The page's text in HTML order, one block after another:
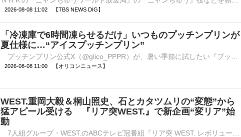
2026-08-08 11:02 【TBS NEWS DIG】
「冷凍庫で6時間凍らせるだけ」いつものプッチンプリンが
夏仕様に…“アイスプッチンプリン”
2026-08-08 11:00 【オリコンニュース】
WEST.重岡大毅＆桐山照史、石とカタツムリの“変態”から
猛アピール受ける 『リア突WEST.』で新企画“変リア”始
動